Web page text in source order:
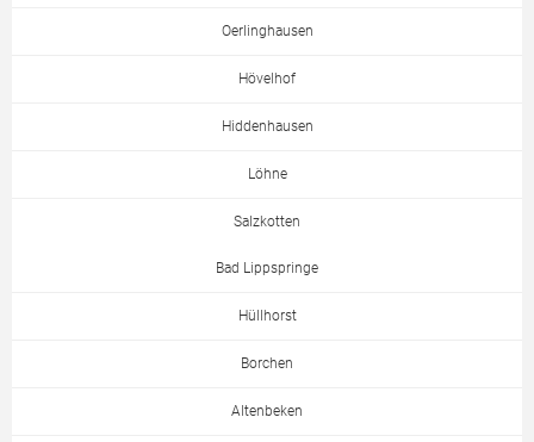
Oerlinghausen
Hövelhof
Hiddenhausen
Löhne
Salzkotten
Bad Lippspringe
Hüllhorst
Borchen
Altenbeken